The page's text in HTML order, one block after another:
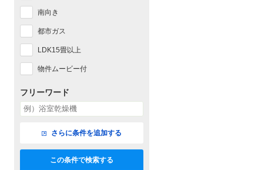
南向き
都市ガス
LDK15畳以上
物件ムービー付
フリーワード
さらに条件を追加する
この条件で検索する